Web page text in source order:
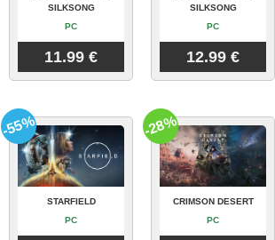
SILKSONG
PC
11.99 €
SILKSONG
PC
12.99 €
STARFIELD
PC
-55%
CRIMSON DESERT
PC
-28%